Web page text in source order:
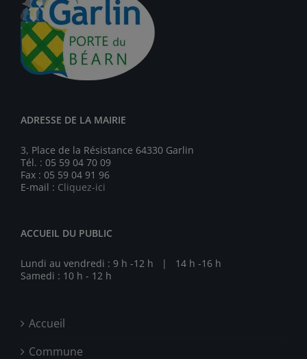
ADRESSE DE LA MAIRIE
3, Place de la Résistance 64330 Garlin
Tél. : 05 59 04 70 09
Fax : 05 59 04 91 96
E-mail : Cliquez-ici
ACCUEIL DU PUBLIC
Lundi au vendredi : 9 h -12 h | 14 h -16 h
Samedi : 10 h - 12 h
Accueil
Commune